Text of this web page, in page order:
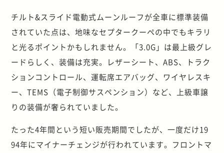
チルト&スライド電動式ムーンルーフが全車に標準装備
されていた点は、地味なセプタークーペの中でもキラリ
と光るポイントかもしれません。「3.0G」は最上級グレ
ードらしく、装備は充実。レザーシート、ABS、トラク
ションコントロール、運転席エアバッグ、ワイヤレスキ
ー、TEMS（電子制御サスペンション）など、上級車譲
りの装備が奢られていました。
たった4年間という短い販売期間でしたが、一度だけ19
94年にマイナーチェンジが行われています。フロントマ